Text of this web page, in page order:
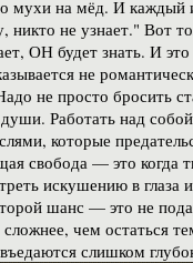
мухи на мёд. И
никто не узнает." Вот
ОН будет знать. И
не
не просто бросить
Работать над
которые
свобода — это когда
искушению в глаза
шанс — это не
чем остаться
слишком